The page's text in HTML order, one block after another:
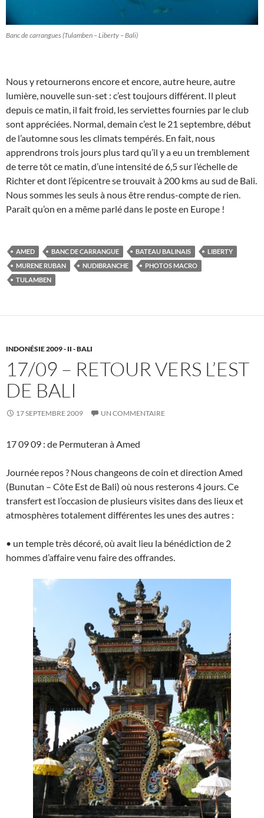
Banc de carrangues (Tulamben – Liberty – Bali)
Nous y retournerons encore et encore, autre heure, autre
lumière, nouvelle sun-set : c’est toujours différent. Il pleut
depuis ce matin, il fait froid, les serviettes fournies par le club
sont appréciées. Normal, demain c’est le 21 septembre, début
de l’automne sous les climats tempérés. En fait, nous
apprendrons trois jours plus tard qu’il y a eu un tremblement
de terre tôt ce matin, d’une intensité de 6,5 sur l’échelle de
Richter et dont l’épicentre se trouvait à 200 kms au sud de Bali.
Nous sommes les seuls à nous être rendus-compte de rien.
Paraît qu’on en a même parlé dans le poste en Europe !
AMED BANC DE CARRANGUE BATEAU BALINAIS
LIBERTY
MURENE RUBAN
NUDIBRANCHE
PHOTOS MACRO
TULAMBEN
INDONÉSIE 2009 - II - BALI
17/09 – RETOUR VERS L’EST
DE BALI
17 SEPTEMBRE 2009 UN COMMENTAIRE
17 09 09 : de Permuteran à Amed
Journée repos ? Nous changeons de coin et direction Amed
(Bunutan – Côte Est de Bali) où nous resterons 4 jours. Ce
transfert est l’occasion de plusieurs visites dans des lieux et
atmosphères totalement différentes les unes des autres :
• un temple très décoré, où avait lieu la bénédiction de 2
hommes d’affaire venu faire des offrandes.